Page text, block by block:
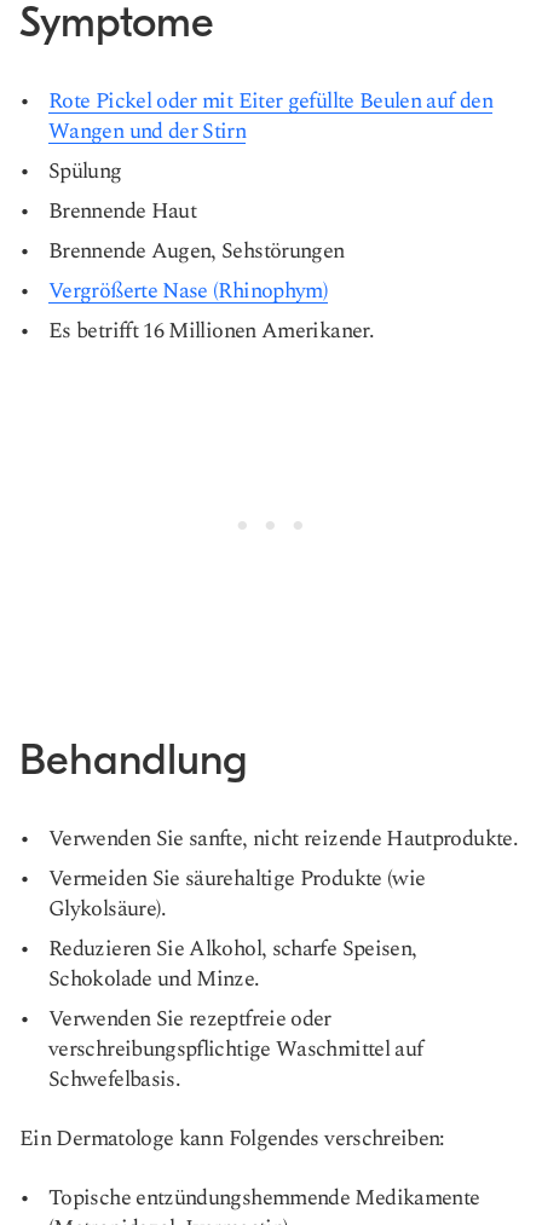
Symptome
Rote Pickel oder mit Eiter gefüllte Beulen auf den
Wangen und der Stirn
Spülung
Brennende Haut
Brennende Augen, Sehstörungen
Vergrößerte Nase (Rhinophym)
Es betrifft 16 Millionen Amerikaner.
Behandlung
Verwenden Sie sanfte, nicht reizende Hautprodukte.
Vermeiden Sie säurehaltige Produkte (wie
Glykolsäure).
Reduzieren Sie Alkohol, scharfe Speisen,
Schokolade und Minze.
Verwenden Sie rezeptfreie oder
verschreibungspflichtige Waschmittel auf
Schwefelbasis.
Ein Dermatologe kann Folgendes verschreiben:
Topische entzündungshemmende Medikamente